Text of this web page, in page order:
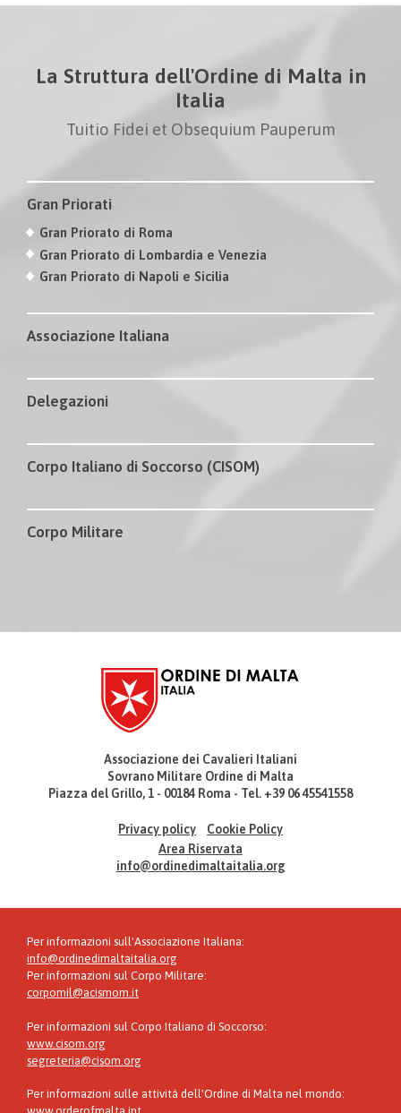
La Struttura dell'Ordine di Malta in
Italia
Tuitio Fidei et Obsequium Pauperum
Gran Priorati
Gran Priorato di Roma
Gran Priorato di Lombardia e Venezia
Gran Priorato di Napoli e Sicilia
Associazione Italiana
Delegazioni
Corpo Italiano di Soccorso (CISOM)
Corpo Militare
Associazione dei Cavalieri Italiani
Sovrano Militare Ordine di Malta
Piazza del Grillo, 1 - 00184 Roma - Tel. +39 06 45541558
Privacy policy
Cookie Policy
Area Riservata
info@ordinedimaltaitalia.org
Per informazioni sull'Associazione Italiana:
info@ordinedimaltaitalia.org
Per informazioni sul Corpo Militare:
corpomil@acismom.it
Per informazioni sul Corpo Italiano di Soccorso:
www.cisom.org
segreteria@cisom.org
Per informazioni sulle attività dell'Ordine di Malta nel mondo: